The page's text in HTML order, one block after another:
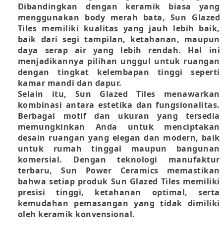
Dibandingkan dengan keramik biasa yang
menggunakan body merah bata, Sun Glazed
Tiles memiliki kualitas yang jauh lebih baik,
baik dari segi tampilan, ketahanan, maupun
daya serap air yang lebih rendah. Hal ini
menjadikannya pilihan unggul untuk ruangan
dengan tingkat kelembapan tinggi seperti
kamar mandi dan dapur.
Selain itu, Sun Glazed Tiles menawarkan
kombinasi antara estetika dan fungsionalitas.
Berbagai motif dan ukuran yang tersedia
memungkinkan Anda untuk menciptakan
desain ruangan yang elegan dan modern, baik
untuk rumah tinggal maupun bangunan
komersial. Dengan teknologi manufaktur
terbaru, Sun Power Ceramics memastikan
bahwa setiap produk Sun Glazed Tiles memiliki
presisi tinggi, ketahanan optimal, serta
kemudahan pemasangan yang tidak dimiliki
oleh keramik konvensional.